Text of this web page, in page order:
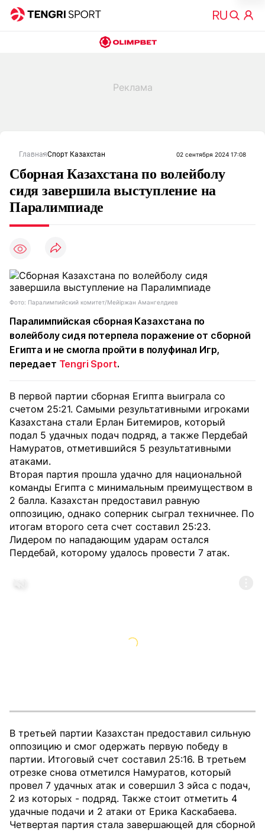
ГлавнаяСпорт Казахстан 02 сентября 2024 17:08
Сборная Казахстана по волейболу
сидя завершила выступление на
Паралимпиаде
Фото: Паралимпийский комитет/Мейiржан Амангелдиев
Паралимпийская сборная Казахстана по
волейболу сидя потерпела поражение от сборной
Египта и не смогла пройти в полуфинал Игр,
передает Tengri Sport.
В первой партии сборная Египта выиграла со
счетом 25:21. Самыми результативными игроками
Казахстана стали Ерлан Битемиров, который
подал 5 удачных подач подряд, а также Пердебай
Намуратов, отметившийся 5 результативными
атаками.
Вторая партия прошла удачно для национальной
команды Египта с минимальным преимуществом в
2 балла. Казахстан предоставил равную
оппозицию, однако соперник сыграл техничнее. По
итогам второго сета счет составил 25:23.
Лидером по нападающим ударам остался
Пердебай, которому удалось провести 7 атак.
В третьей партии Казахстан предоставил сильную
оппозицию и смог одержать первую победу в
партии. Итоговый счет составил 25:16. В третьем
отрезке снова отметился Намуратов, который
провел 7 удачных атак и совершил 3 эйса с подач,
2 из которых - подряд. Также стоит отметить 4
удачные подачи и 2 атаки от Ерика Каскабаева.
Четвертая партия стала завершающей для сборной